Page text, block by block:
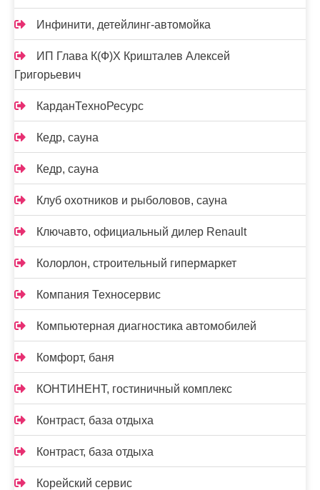
Инфинити, детейлинг-автомойка
ИП Глава К(Ф)Х Кришталев Алексей
Григорьевич
КарданТехноРесурс
Кедр, сауна
Кедр, сауна
Клуб охотников и рыболовов, сауна
Ключавто, официальный дилер Renault
Колорлон, строительный гипермаркет
Компания Техносервис
Компьютерная диагностика автомобилей
Комфорт, баня
КОНТИНЕНТ, гостиничный комплекс
Контраст, база отдыха
Контраст, база отдыха
Корейский сервис